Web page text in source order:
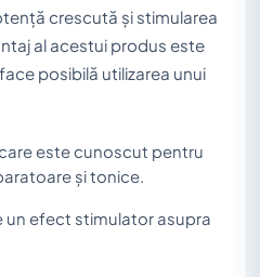
crescută și stimularea
al acestui produs este
posibilă utilizarea unui
este cunoscut pentru
și tonice.
un efect stimulator asupra